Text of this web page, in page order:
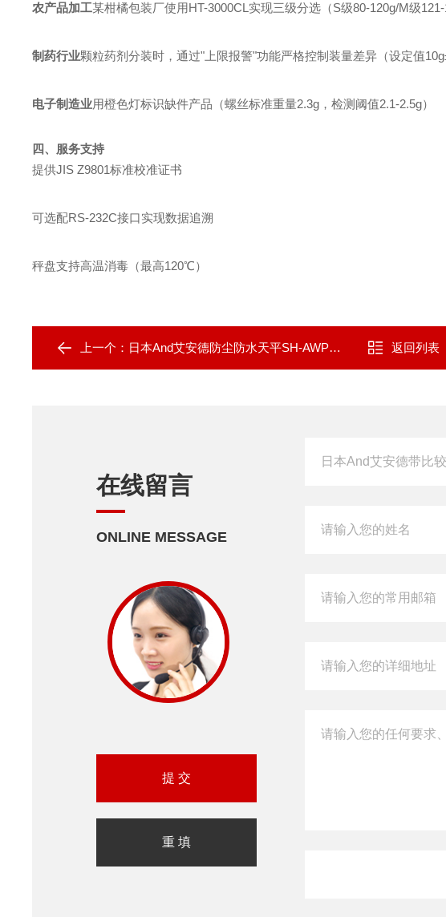
农产品加工某柑橘包装厂使用HT-3000CL实现三级分选（S级80-120g/M级
制药行业颗粒药剂分装时，通过"上限报警"功能严格控制装量差异（设定值
电子制造业用橙色灯标识缺件产品（螺丝标准重量2.3g，检测阈值2.1-2.5g）
四、服务支持
提供JIS Z9801标准校准证书
可选配RS-232C接口实现数据追溯
秤盘支持高温消毒（最高120℃）
上一个： 日本And艾安德防尘防水天平SH-AWP系列 返回列表
在线留言
ONLINE MESSAGE